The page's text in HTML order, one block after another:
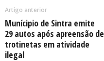
Artigo anterior
Munícipio de Sintra emite
29 autos após apreensão de
trotinetas em atividade
ilegal